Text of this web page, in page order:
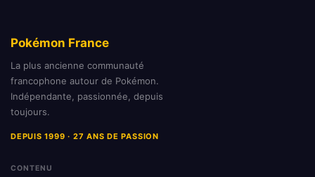
Pokémon France
La plus ancienne communauté
francophone autour de Pokémon.
Indépendante, passionnée, depuis
toujours.
DEPUIS 1999 · 27 ANS DE PASSION
CONTENU